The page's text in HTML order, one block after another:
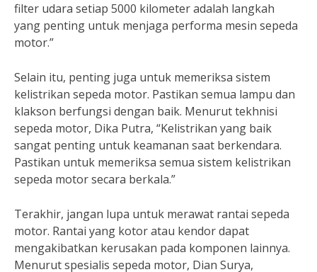
filter udara setiap 5000 kilometer adalah langkah
yang penting untuk menjaga performa mesin sepeda
motor.”
Selain itu, penting juga untuk memeriksa sistem
kelistrikan sepeda motor. Pastikan semua lampu dan
klakson berfungsi dengan baik. Menurut tekhnisi
sepeda motor, Dika Putra, “Kelistrikan yang baik
sangat penting untuk keamanan saat berkendara.
Pastikan untuk memeriksa semua sistem kelistrikan
sepeda motor secara berkala.”
Terakhir, jangan lupa untuk merawat rantai sepeda
motor. Rantai yang kotor atau kendor dapat
mengakibatkan kerusakan pada komponen lainnya.
Menurut spesialis sepeda motor, Dian Surya,